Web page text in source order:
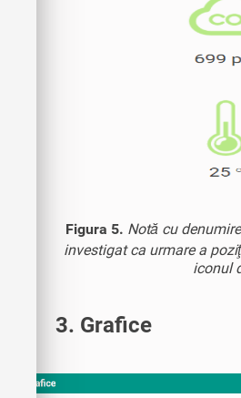
Figura 5. Notă cu
investigat ca urmare a
iconul
3. Grafice